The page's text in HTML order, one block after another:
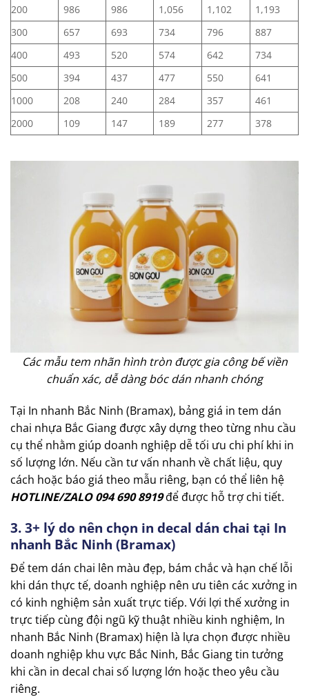
200 986 986 1,056 1,102
1,193
300
657 693 734 796
887
400
493 520 574 642
734
500
394 437 477 550
641
1000
208 240 284 357
461
2000
109 147 189 277 378
Các mẫu tem nhãn hình tròn được gia công bế viền
chuẩn xác, dễ dàng bóc dán nhanh chóng
Tại In nhanh Bắc Ninh (Bramax), bảng giá in tem dán
chai nhựa Bắc Giang được xây dựng theo từng nhu cầu
cụ thể nhằm giúp doanh nghiệp dễ tối ưu chi phí khi in
số lượng lớn. Nếu cần tư vấn nhanh về chất liệu, quy
cách hoặc báo giá theo mẫu riêng, bạn có thể liên hệ
HOTLINE/ZALO 094 690 8919để được hỗ trợ chi tiết.
3. 3+ lý do nên chọn in decal dán chai tại In
nhanh Bắc Ninh (Bramax)
Để tem dán chai lên màu đẹp, bám chắc và hạn chế lỗi
khi dán thực tế, doanh nghiệp nên ưu tiên các xưởng in
có kinh nghiệm sản xuất trực tiếp. Với lợi thế xưởng in
trực tiếp cùng đội ngũ kỹ thuật nhiều kinh nghiệm, In
nhanh Bắc Ninh (Bramax) hiện là lựa chọn được nhiều
doanh nghiệp khu vực Bắc Ninh, Bắc Giang tin tưởng
khi cần in decal chai số lượng lớn hoặc theo yêu cầu
riêng.